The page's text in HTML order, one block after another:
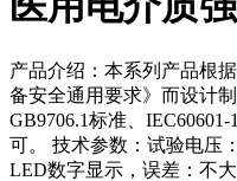
产品介绍：本系列产品根
备安全通用要求》而设计
GB9706.1标准、
可。 技术参数：试验电压
LED数字显示，误差：不